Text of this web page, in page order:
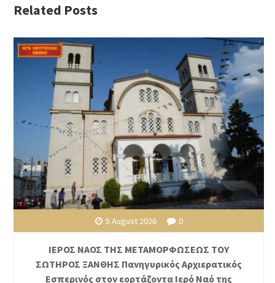
Related Posts
5 August 2026 0
ΙΕΡΟΣ ΝΑΟΣ ΤΗΣ ΜΕΤΑΜΟΡΦΩΣΕΩΣ ΤΟΥ
ΣΩΤΗΡΟΣ ΞΑΝΘΗΣ Πανηγυρικός Αρχιερατικός
Εσπερινός στον εορτάζοντα Ιερό Ναό της